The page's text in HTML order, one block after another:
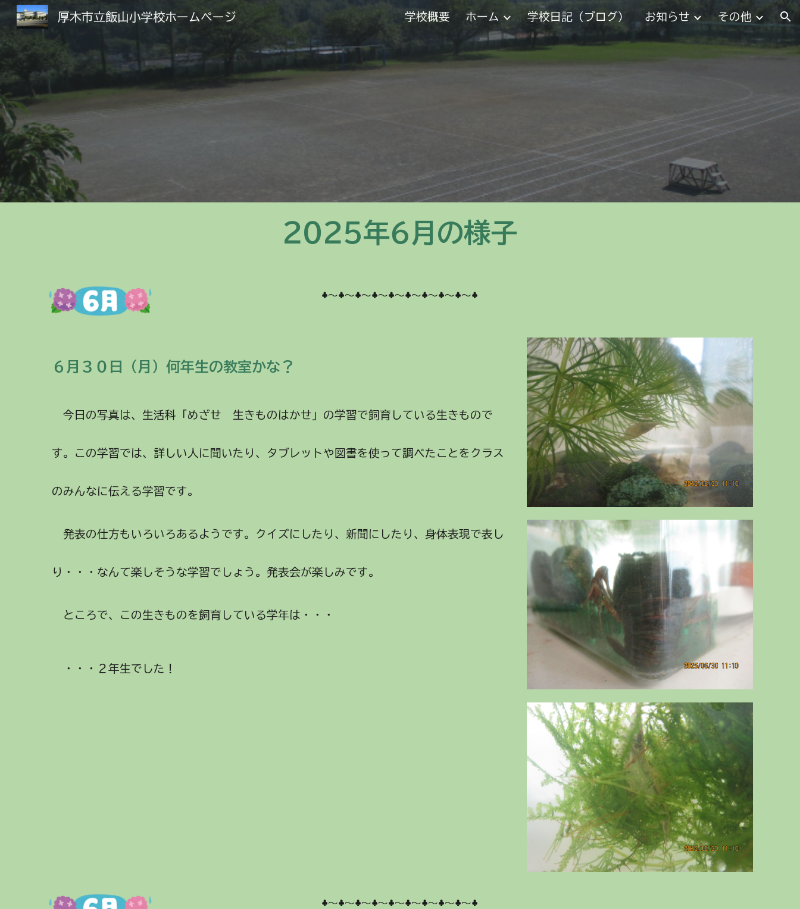
Skip to main content Skip to navigation
厚木市立飯山小学校ホームページ 学校概要 ホーム 学校日記（ブログ） お知らせ その他
２０２５年６ 月の様子
♣～♣～♣～♣～♣～♣～♣～♣～♣～♣
６月３０日（ 月 ）何年生の教室かな？
今日の写真は、生活科「めざせ 生きものはかせ」の学習で飼育している生きもので
す。この学習では、詳しい人に聞いたり、タブレットや図書を使って調べたことをクラス
のみんなに伝える学習です。
発表の仕方もいろいろあるようです。クイズにしたり、新聞にしたり、身体表現で表し
り・・・なんて楽しそうな学習でしょう。発表会が楽しみです。
ところで、この生きものを飼育している学年は・・・
・・・２年生でした！
♣～♣～♣～♣～♣～♣～♣～♣～♣～♣